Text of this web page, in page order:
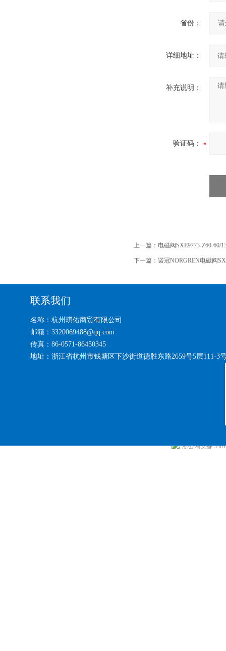
省份：
详细地址：
补充说明：
验证码：
上一篇： 电磁阀SXE9773-Z60-60/
下一篇： 诺冠NORGREN电磁阀
联系我们
名称：杭州琪佑商贸有限公司
邮箱：3320069488@qq.com
传真：86-0571-86450345
地址：浙江省杭州市钱塘区下沙街道德胜东路2659号5层111-3
浙公网安备